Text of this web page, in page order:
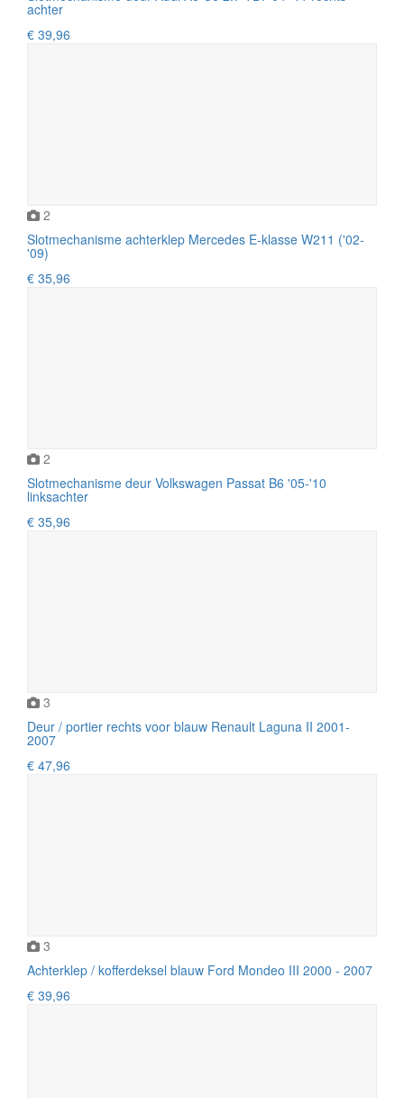
achter
€ 39,96
2
Slotmechanisme achterklep Mercedes E-klasse W211 ('02-
'09)
€ 35,96
2
Slotmechanisme deur Volkswagen Passat B6 '05-'10
linksachter
€ 35,96
3
Deur / portier rechts voor blauw Renault Laguna II 2001-
2007
€ 47,96
3
Achterklep / kofferdeksel blauw Ford Mondeo III 2000 - 2007
€ 39,96